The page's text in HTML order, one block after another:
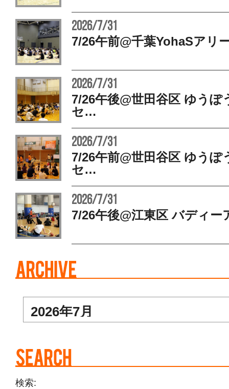
2026/7/31
7/26午前@千葉YohaSア
2026/7/31
7/26午後@世田谷区 ゆうぽ
セ…
2026/7/31
7/26午前@世田谷区 ゆうぽ
セ…
2026/7/31
7/26午後@江東区 バディ
検索: